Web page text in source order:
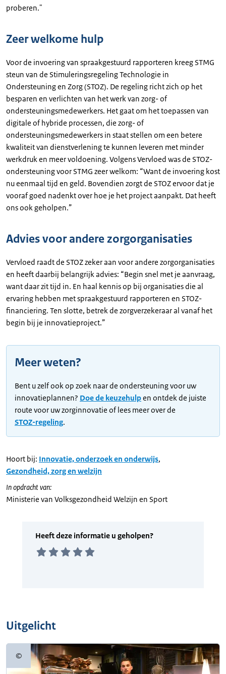
proberen."
Zeer welkome hulp
Voor de invoering van spraakgestuurd rapporteren kreeg STMG
steun van de Stimuleringsregeling Technologie in
Ondersteuning en Zorg (STOZ). De regeling richt zich op het
besparen en verlichten van het werk van zorg- of
ondersteuningsmedewerkers. Het gaat om het toepassen van
digitale of hybride processen, die zorg- of
ondersteuningsmedewerkers in staat stellen om een betere
kwaliteit van dienstverlening te kunnen leveren met minder
werkdruk en meer voldoening. Volgens Vervloed was de STOZ-
ondersteuning voor STMG zeer welkom: “Want de invoering kost
nu eenmaal tijd en geld. Bovendien zorgt de STOZ ervoor dat je
vooraf goed nadenkt over hoe je het project aanpakt. Dat heeft
ons ook geholpen.”
Advies voor andere zorgorganisaties
Vervloed raadt de STOZ zeker aan voor andere zorgorganisaties
en heeft daarbij belangrijk advies: “Begin snel met je aanvraag,
want daar zit tijd in. En haal kennis op bij organisaties die al
ervaring hebben met spraakgestuurd rapporteren en STOZ-
financiering. Ten slotte, betrek de zorgverzekeraar al vanaf het
begin bij je innovatieproject.”
Meer weten?
Bent u zelf ook op zoek naar de ondersteuning voor uw
innovatieplannen? Doe de keuzehulpen ontdek de juiste
route voor uw zorginnovatie of lees meer over de
STOZ-regeling.
Hoort bij: Innovatie, onderzoek en onderwijs,
Gezondheid, zorg en welzijn
In opdracht van:
Ministerie van Volksgezondheid Welzijn en Sport
Uitgelicht
©Copyrightinformatie